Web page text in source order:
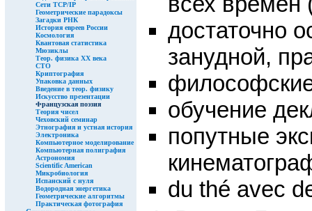
Сети TCP/IP
Геометрические парадоксы
Загадки РНК
История евреев России
Космология
Квантовая статистика
Мюзиклы
Теор. физика XX века
СТО
Криптография
Упаковка данных
Введение в теор. физику
Искусство презентации
Французская поэзия
Теория чисел
Чеховский семинар
Этнография и устная история
Электроника
Компьютерное моделирование
Компьютерная полиграфия
Астрономия
Scientific American
Микробиология
Испанский с нуля
Водородная энергетика
Геометрические алгоритмы
Практическая фотография
достаточно
занудной,
обучение
попутные
du thé avec